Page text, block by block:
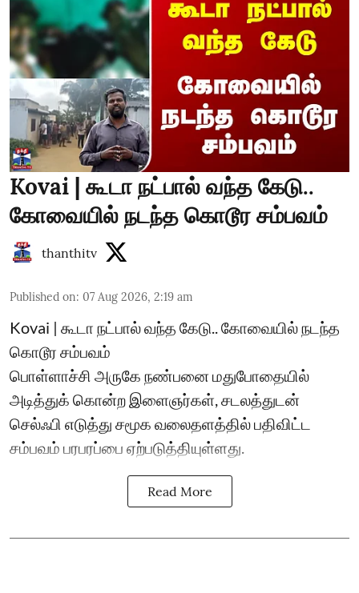
Kovai | கூடா நட்பால் வந்த கேடு..
கோவையில் நடந்த கொடூர சம்பவம்
thanthitv
Published on: 07 Aug 2026, 2:19 am
Kovai | கூடா நட்பால் வந்த கேடு.. கோவையில் நடந்த
கொடூர சம்பவம்
பொள்ளாச்சி அருகே நண்பனை மதுபோதையில்
அடித்துக் கொன்ற இளைஞர்கள், சடலத்துடன்
செல்ஃபி எடுத்து சமூக வலைதளத்தில் பதிவிட்ட
சம்பவம் பரபரப்பை ஏற்படுத்தியுள்ளது.
Read More